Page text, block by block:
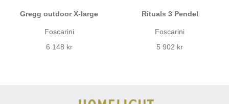
Gregg outdoor X-large
Foscarini
6 148 kr
Rituals 3 Pendel
Foscarini
5 902 kr